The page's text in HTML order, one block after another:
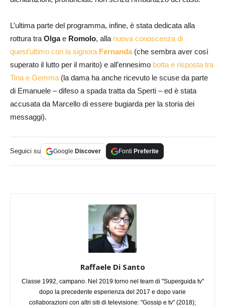
L’ultima parte del programma, infine, è stata dedicata alla
rottura traOlgae Romolo, alla nuova conoscenza di
quest’ultimo con la signora Fernanda(che sembra aver così
superato il lutto per il marito) e all’ennesimo botta e risposta tra
Tina e Gemma(la dama ha anche ricevuto le scuse da parte
di Emanuele – difeso a spada tratta da Sperti – ed è stata
accusata da Marcello di essere bugiarda per la storia dei
messaggi).
Seguici su Google Discover Fonti Preferite
Raffaele Di Santo
Classe 1992, campano. Nel 2019 torno nel team di "Superguida tv"
dopo la precedente esperienza del 2017 e dopo varie
collaborazioni con altri siti di televisione: "Gossip e tv" (2018);